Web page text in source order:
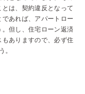
は、契約違反となって
あれば、アパートロー
但し、住宅ローン返済
ありますので、必ず住
。